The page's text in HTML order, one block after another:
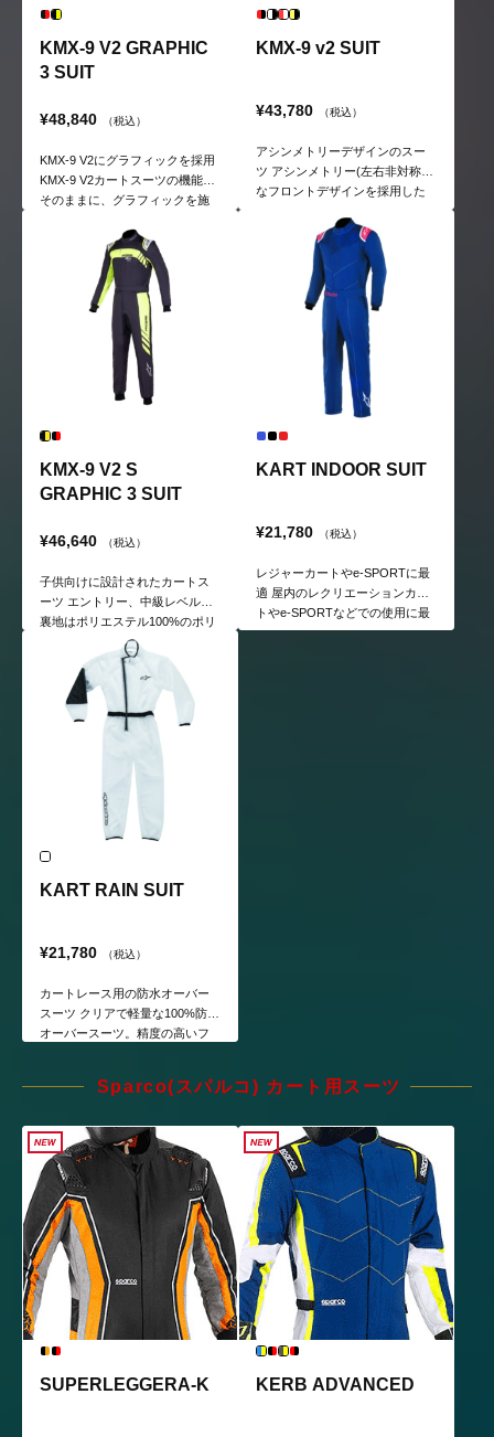
KMX-9 V2 GRAPHIC
3 SUIT
¥48,840 （税込）
KMX-9 V2にグラフィックを採用
KMX-9 V2カートスーツの機能は
そのままに、グラフィックを施
KMX-9 v2 SUIT
¥43,780 （税込）
アシンメトリーデザインのスー
ツ アシンメトリー(左右非対称)
なフロントデザインを採用した
100%ポリタオル地。
KMX-9 V2 S
GRAPHIC 3 SUIT
¥46,640 （税込）
子供向けに設計されたカートス
ーツ エントリー、中級レベル用
裏地はポリエステル100%のポリ
KART INDOOR SUIT
¥21,780 （税込）
レジャーカートやe-SPORTに最
適 屋内のレクリエーションカー
トやe-SPORTなどでの使用に最
適な、カートレーシングスーツ
KART RAIN SUIT
¥21,780 （税込）
カートレース用の防水オーバー
スーツ クリアで軽量な100%防水
オーバースーツ。精度の高いフ
Sparco(スパルコ) カート用スーツ
SUPERLEGGERA-K KERB ADVANCED